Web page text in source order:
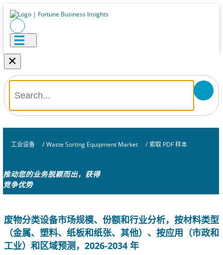
×
工业设备 / Waste Sorting Equipment Market / 索取 PDF 样本
推动您的业务脱颖而出，获得
竞争优势
废物分类设备市场规模、份额和行业分析，按材料类型
（金属、塑料、纸板和纸张、其他）、按应用（市政和
工业）和区域预测，2026-2034 年